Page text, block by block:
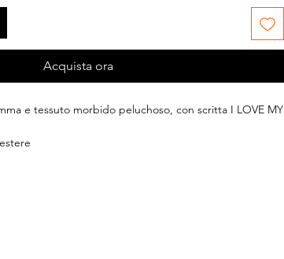
Acquista ora
e tessuto morbido peluchoso, con scritta I LOVE MY